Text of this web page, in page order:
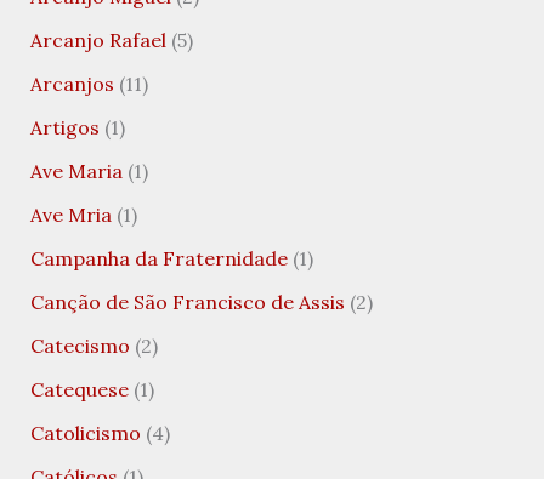
Arcanjo Rafael(5)
Arcanjos (11)
Artigos (1)
Ave Maria(1)
Ave Mria(1)
Campanha da Fraternidade(1)
Canção de São Francisco de Assis (2)
Catecismo (2)
Catequese(1)
Catolicismo (4)